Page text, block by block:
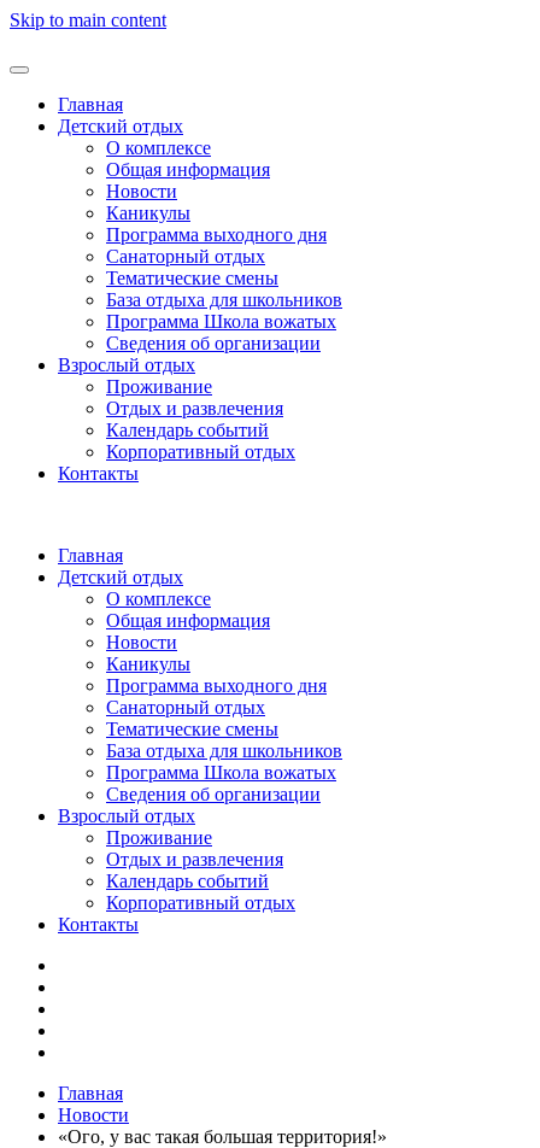
Skip to main content
Главная
Детский отдых
О комплексе
Общая информация
Новости
Каникулы
Программа выходного дня
Санаторный отдых
Тематические смены
База отдыха для школьников
Программа Школа вожатых
Cведения об организации
Взрослый отдых
Проживание
Отдых и развлечения
Календарь событий
Корпоративный отдых
Контакты
Главная
Детский отдых
О комплексе
Общая информация
Новости
Каникулы
Программа выходного дня
Санаторный отдых
Тематические смены
База отдыха для школьников
Программа Школа вожатых
Cведения об организации
Взрослый отдых
Проживание
Отдых и развлечения
Календарь событий
Корпоративный отдых
Контакты
Главная
Новости
«Ого, у вас такая большая территория!»